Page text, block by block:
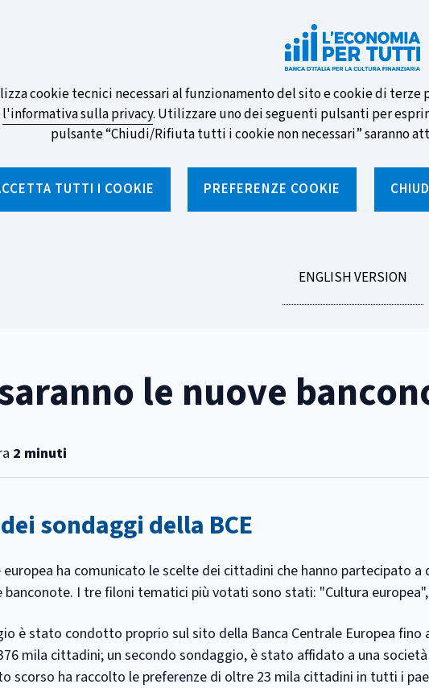
cookie tecnici necessari al funzionamento del sito e cookie di
l'informativa sulla privacy. Utilizzare uno dei seguenti pulsanti per
pulsante “Chiudi/Rifiuta tutti i cookie non necessari” saranno
TUTTI I COOKIE PREFERENZE COOKIE
GO
ENGLISH VERSION
della BCE sulle nuove banconote e vota la tua
le nuove
2 minuti
sondaggi della BCE
europea ha comunicato le scelte dei cittadini che hanno partecipato
banconote. I tre filoni tematici più votati sono stati: "Cultura
è stato condotto proprio sul sito della Banca Centrale Europea fino
mila cittadini; un secondo sondaggio, è stato affidato a una
scorso ha raccolto le preferenze di oltre 23 mila cittadini in tutti i